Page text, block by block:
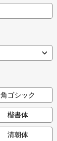
角ゴシック
楷書体
清朝体